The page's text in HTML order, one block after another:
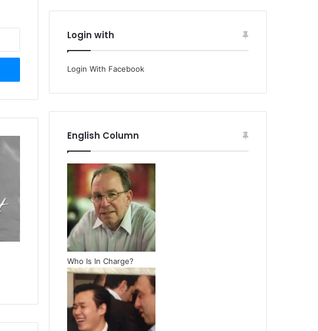
Login with
Login With Facebook
English Column
Who Is In Charge?